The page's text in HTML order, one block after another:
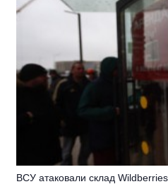
ВСУ атаковали склад